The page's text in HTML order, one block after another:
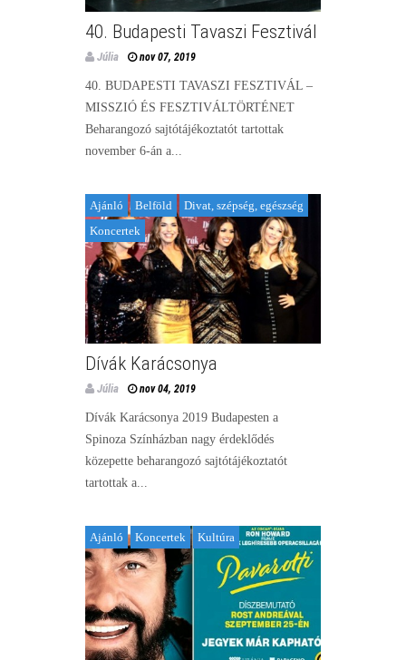
40. Budapesti Tavaszi Fesztivál
Júlia nov 07, 2019
40. BUDAPESTI TAVASZI FESZTIVÁL –
MISSZIÓ ÉS FESZTIVÁLTÖRTÉNET
Beharangozó sajtótájékoztatót tartottak
november 6-án a...
Ajánló Belföld
Divat, szépség, egészség
Koncertek
Dívák Karácsonya
Júlia nov 04, 2019
Dívák Karácsonya 2019 Budapesten a
Spinoza Színházban nagy érdeklődés
közepette beharangozó sajtótájékoztatót
tartottak a...
Ajánló Koncertek Kultúra